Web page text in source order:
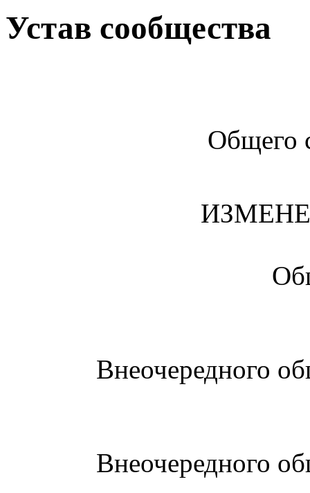
Устав сообщества
Общего
Внеочередного
Внеочередного